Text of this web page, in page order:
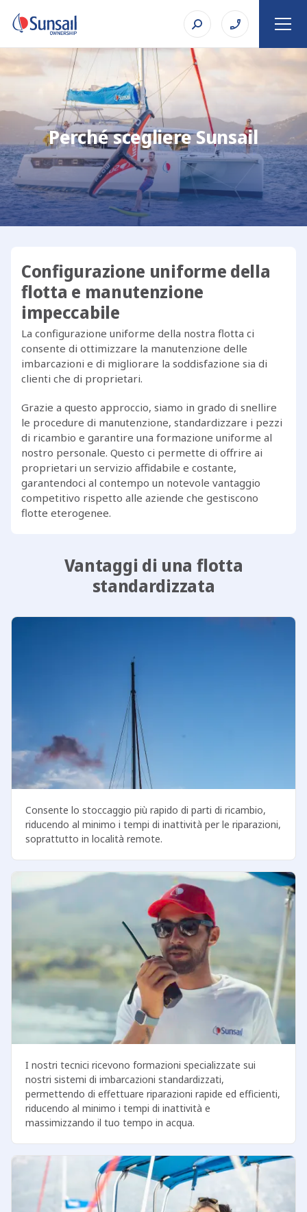
Perché scegliere Sunsail
Configurazione uniforme della
flotta e manutenzione
impeccabile
La configurazione uniforme della nostra flotta ci
consente di ottimizzare la manutenzione delle
imbarcazioni e di migliorare la soddisfazione sia di
clienti che di proprietari.
Grazie a questo approccio, siamo in grado di snellire
le procedure di manutenzione, standardizzare i pezzi
di ricambio e garantire una formazione uniforme al
nostro personale. Questo ci permette di offrire ai
proprietari un servizio affidabile e costante,
garantendoci al contempo un notevole vantaggio
competitivo rispetto alle aziende che gestiscono
flotte eterogenee.
Vantaggi di una flotta
standardizzata
Consente lo stoccaggio più rapido di parti di ricambio,
riducendo al minimo i tempi di inattività per le riparazioni,
soprattutto in località remote.
I nostri tecnici ricevono formazioni specializzate sui
nostri sistemi di imbarcazioni standardizzati,
permettendo di effettuare riparazioni rapide ed efficienti,
riducendo al minimo i tempi di inattività e
massimizzando il tuo tempo in acqua.